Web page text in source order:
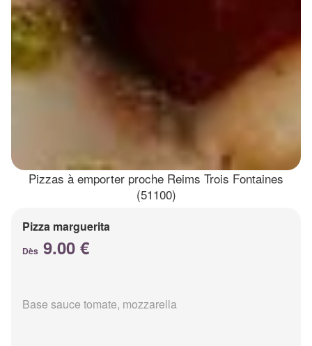
Pizzas à emporter proche Reims Trois Fontaines
(51100)
Pizza marguerita
Dès 9.00 €
Base sauce tomate, mozzarella